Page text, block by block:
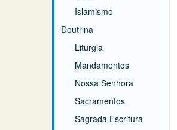
Islamismo
Doutrina
Liturgia
Mandamentos
Nossa Senhora
Sacramentos
Sagrada Escritura